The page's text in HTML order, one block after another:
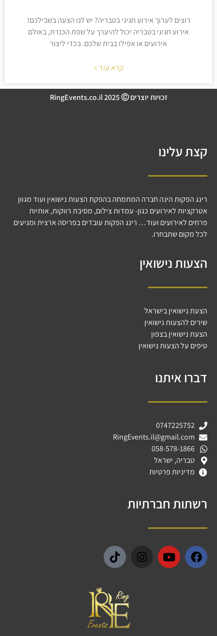
רוצים לערוך אירוע חגיגי בטבריה? יש לנו הצעה בשבילכם!
אירוע חגיגי בטבריה יכול להיערך על שפת הכנרת, באולם
אירועים או אפילו בבית שלכם. בכדי ליצור
קרא עוד »
זכויות יוצרים RingEvents.co.il 2025 Ⓒ
קצת עלינו
רינג הפקות הינה חברה המתמחה בהפקת הצעות נישואין ועוד מגוון
אטרקציות לאירועים כגון- עמדות צילום, מסיבת רווקות, אותיות
פרחים לאירועים ועוד… רינג הפקות עובדים בפריסה ארצית ומגיעים
לכל מקום שתבחרו.
הצעות נישואין
הצעת נישואין בישראל
שירים להצעות נישואין
הצעת נישואין בצפון
טיפים על הצעות נישואין
דברו איתנו
0747225752
RingEvents.il@gmail.com
058-578-1866
טבריה, ישראל
מדיניות פרטיות
רשתות חברתיות